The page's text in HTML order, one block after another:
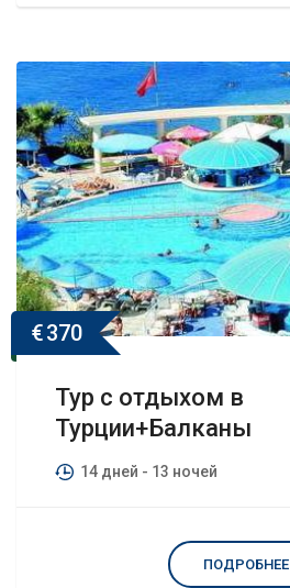
€370
Тур с отдыхом в
Турции+Балканы
14 дней - 13 ночей
ПОДРОБНЕЕ